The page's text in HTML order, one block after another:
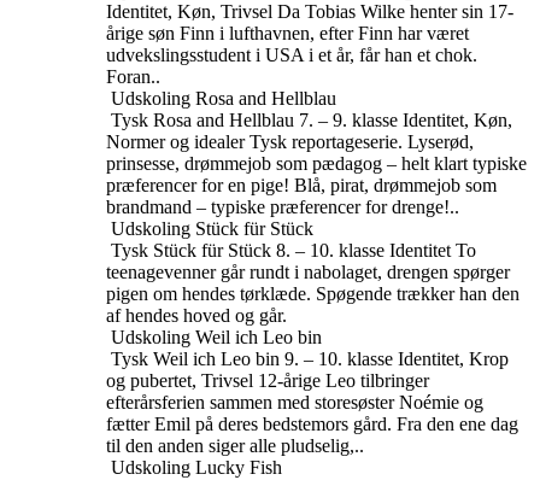
Identitet, Køn, Trivsel Da Tobias Wilke henter sin 17-
årige søn Finn i lufthavnen, efter Finn har været
udvekslingsstudent i USA i et år, får han et chok.
Foran..
Udskoling Rosa and Hellblau
Tysk Rosa and Hellblau 7. – 9. klasse Identitet, Køn,
Normer og idealer Tysk reportageserie. Lyserød,
prinsesse, drømmejob som pædagog – helt klart typiske
præferencer for en pige! Blå, pirat, drømmejob som
brandmand – typiske præferencer for drenge!..
Udskoling Stück für Stück
Tysk Stück für Stück 8. – 10. klasse Identitet To
teenagevenner går rundt i nabolaget, drengen spørger
pigen om hendes tørklæde. Spøgende trækker han den
af ​​hendes hoved og går.
Udskoling Weil ich Leo bin
Tysk Weil ich Leo bin 9. – 10. klasse Identitet, Krop
og pubertet, Trivsel 12-årige Leo tilbringer
efterårsferien sammen med storesøster Noémie og
fætter Emil på deres bedstemors gård. Fra den ene dag
til den anden siger alle pludselig,..
Udskoling Lucky Fish